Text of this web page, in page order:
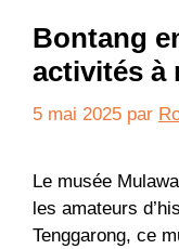
Bontang
activités à
5 mai 2025 par
Le musée
les amateurs
Tenggarong, ce